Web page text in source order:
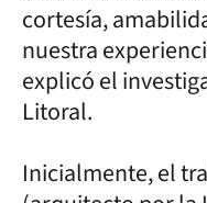
cortesía,
nuestra
explicó el
Litoral.
Inicialmente, el